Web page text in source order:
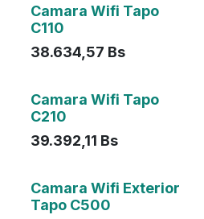
Camara Wifi Tapo
C110
38.634,57 Bs
Camara Wifi Tapo
C210
39.392,11 Bs
Camara Wifi Exterior
Tapo C500